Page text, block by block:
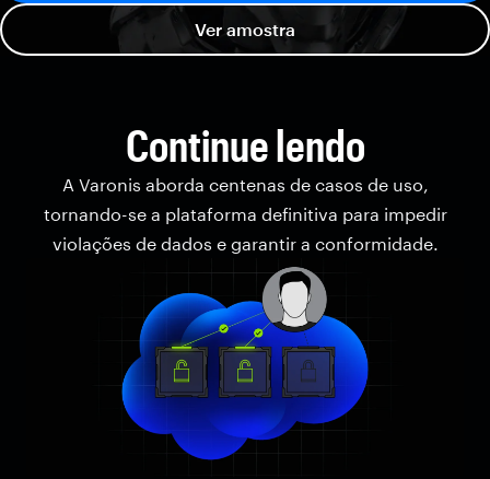
Ver amostra
Continue lendo
A Varonis aborda centenas de casos de uso,
tornando-se a plataforma definitiva para impedir
violações de dados e garantir a conformidade.